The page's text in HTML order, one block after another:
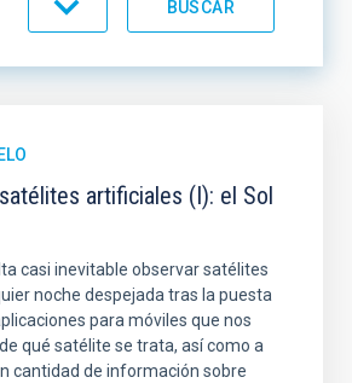
artificiales (I): el Sol
casi inevitable observar satélites
noche despejada tras la puesta
para móviles que nos
qué satélite se trata, así como a
cantidad de información sobre